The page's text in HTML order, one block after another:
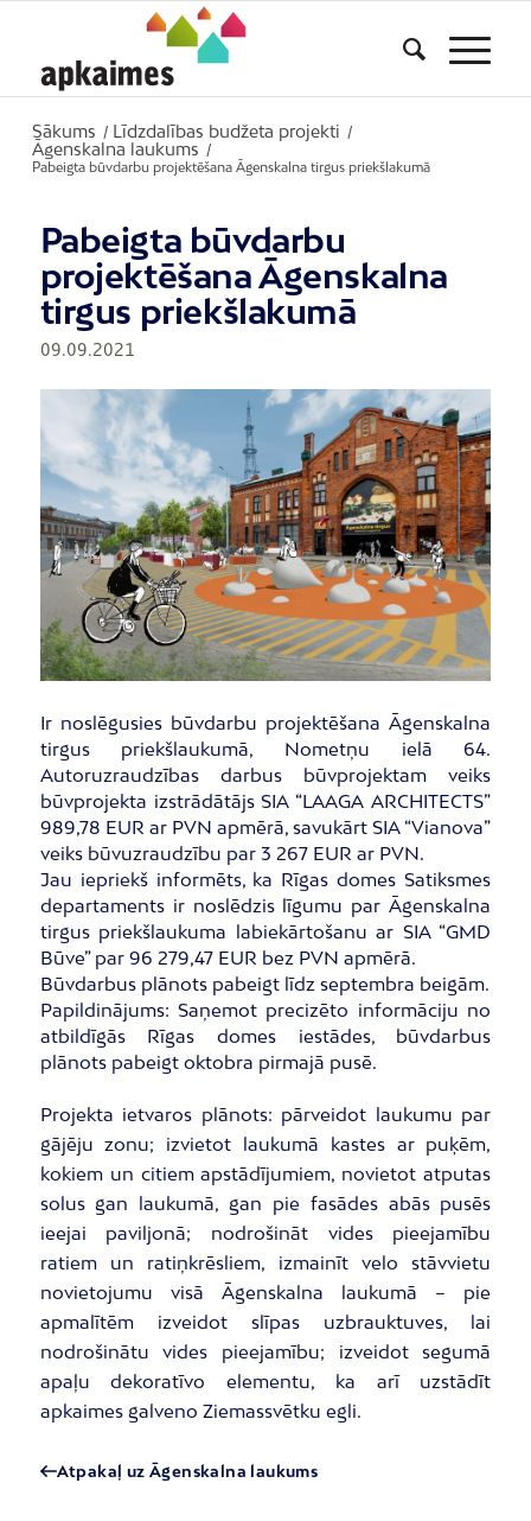
Sākums / Līdzdalības budžeta projekti /
Āgenskalna laukums
/
Pabeigta būvdarbu projektēšana Āgenskalna tirgus priekšlakumā
Pabeigta būvdarbu
projektēšana Āgenskalna
tirgus priekšlakumā
09.09.2021
Ir noslēgusies būvdarbu projektēšana Āgenskalna
tirgus priekšlaukumā, Nometņu ielā 64.
Autoruzraudzības darbus būvprojektam veiks
būvprojekta izstrādātājs SIA “LAAGA ARCHITECTS”
989,78 EUR ar PVN apmērā, savukārt SIA “Vianova”
veiks būvuzraudzību par 3 267 EUR ar PVN.
Jau iepriekš informēts, ka Rīgas domes Satiksmes
departaments ir noslēdzis līgumu par Āgenskalna
tirgus priekšlaukuma labiekārtošanu ar SIA “GMD
Būve” par 96 279,47 EUR bez PVN apmērā.
Būvdarbus plānots pabeigt līdz septembra beigām.
Papildinājums: Saņemot precizēto informāciju no
atbildīgās Rīgas domes iestādes, būvdarbus
plānots pabeigt oktobra pirmajā pusē.
Projekta ietvaros plānots: pārveidot laukumu par
gājēju zonu; izvietot laukumā kastes ar puķēm,
kokiem un citiem apstādījumiem, novietot atputas
solus gan laukumā, gan pie fasādes abās pusēs
ieejai paviljonā; nodrošināt vides pieejamību
ratiem un ratiņkrēsliem, izmainīt velo stāvvietu
novietojumu visā Āgenskalna laukumā – pie
apmalītēm izveidot slīpas uzbrauktuves, lai
nodrošinātu vides pieejamību; izveidot segumā
apaļu dekoratīvo elementu, ka arī uzstādīt
apkaimes galveno Ziemassvētku egli.
Atpakaļ uz Āgenskalna laukums